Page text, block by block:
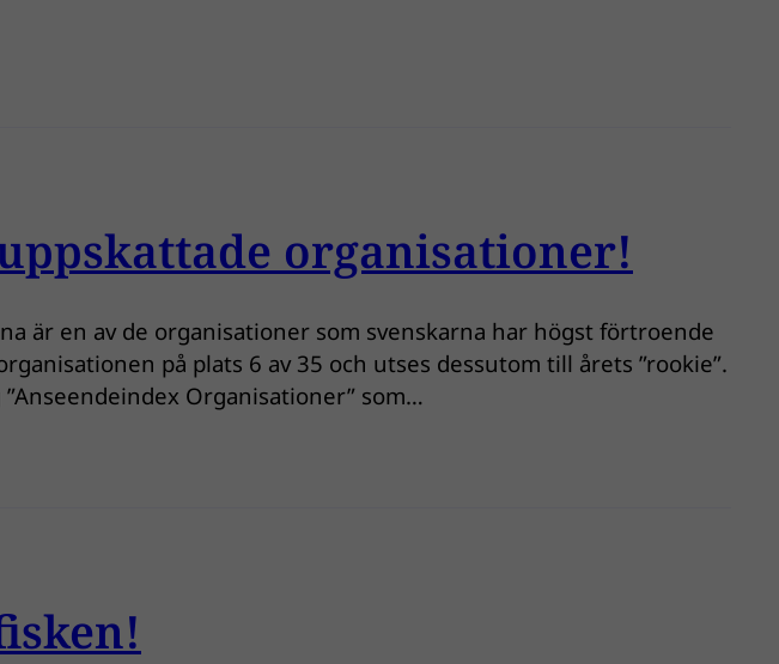
organisationer!
är en av de organisationer som svenskarna har högst förtroende
på plats 6 av 35 och utses dessutom till årets ”rookie”.
Organisationer” som…